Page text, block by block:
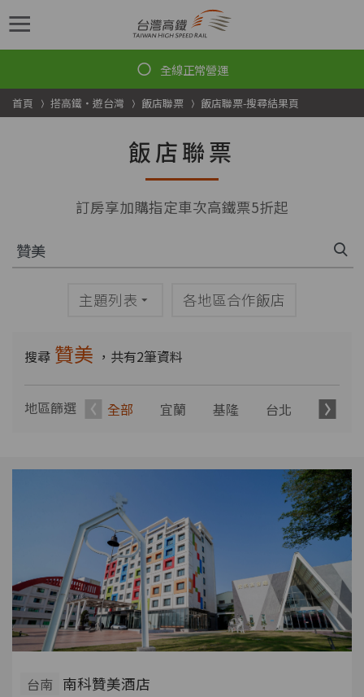
首頁 搭高鐵・遊台灣 飯店聯票 飯店聯票-搜尋結果頁
飯店聯票
訂房享加購指定車次高鐵票5折起
主題列表 各地區合作飯店
搜尋 贊美 ，共有2筆資料
地區篩選 全部 宜蘭 基隆 台北 新北
台南 南科贊美酒店